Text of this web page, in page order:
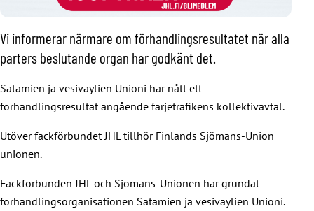
Vi informerar närmare om förhandlingsresultatet när alla
parters beslutande organ har godkänt det.
Satamien ja vesiväylien Unioni har nått ett
förhandlingsresultat angående färjetrafikens kollektivavtal.
Utöver fackförbundet JHL tillhör Finlands Sjömans-Union
unionen.
Fackförbunden JHL och Sjömans-Unionen har grundat
förhandlingsorganisationen Satamien ja vesiväylien Unioni.